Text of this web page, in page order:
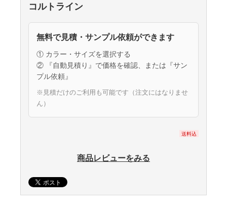
コルトライン
無料で見積・サンプル依頼ができます
① カラー・サイズを選択する
② 『自動見積り』で価格を確認、または『サン
プル依頼』
※見積だけのご利用も可能です（注文にはなりませ
ん）
送料込
商品レビューをみる